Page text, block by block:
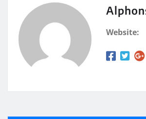
Website: